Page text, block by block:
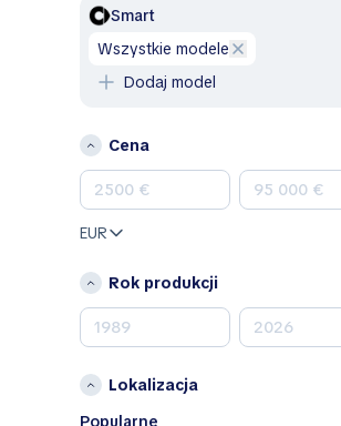
GMC
Honda
Land Rover
Lexus
Mazda
Mercedes-Benz
Opel
Porsche
RAM
Smart
wszystkie modele
Dodaj model
Cena
EUR
Rok produkcji
Lokalizacja
Popularne